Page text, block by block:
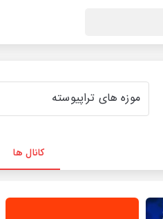
کانال ها